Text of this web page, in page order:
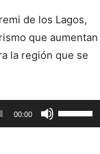
de los Lagos,
que aumentan
la región que se
00:00
las